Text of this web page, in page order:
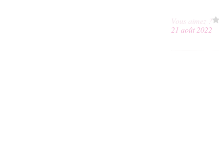
Vous aimez ?
21 août 2022